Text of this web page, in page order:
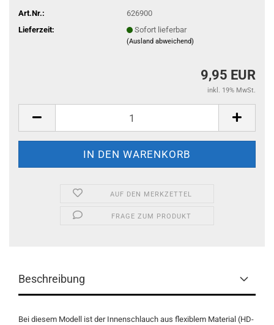
Art.Nr.:
626900
Lieferzeit:
Sofort lieferbar
(Ausland abweichend)
9,95 EUR
inkl. 19% MwSt.
AUF DEN MERKZETTEL
FRAGE ZUM PRODUKT
Beschreibung
Bei diesem Modell ist der Innenschlauch aus flexiblem Material (HD-